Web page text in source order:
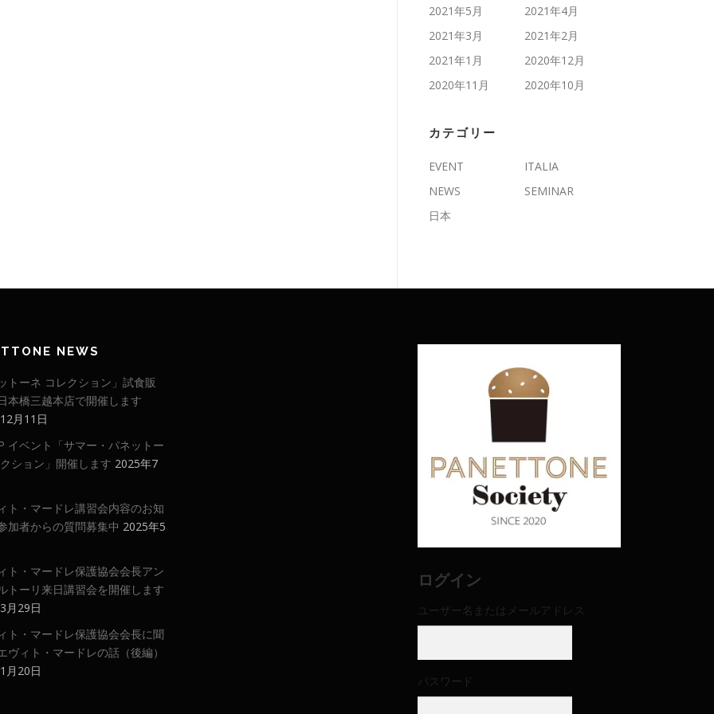
2021年5月
2021年4月
2021年3月
2021年2月
2021年1月
2020年12月
2020年11月
2020年10月
カテゴリー
EVENT
ITALIA
NEWS
SEMINAR
日本
NEWS
トーネ コレクション」試食販
本橋三越本店で開催します
月11日
イベント「サマー・パネットー
ション」開催します 2025年7
ト・マードレ講習会内容のお知
加者からの質問募集中 2025年5
ト・マードレ保護協会会長アン
トーリ来日講習会を開催します
月29日
ト・マードレ保護協会会長に聞
ヴィト・マードレの話（後編）
月20日
ログイン
ユーザー名またはメールアドレス
パスワード